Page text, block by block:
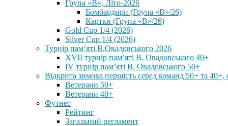
Група «В», Літо-2026
Бомбардири (Група «В»/26)
Картки (Група «В»/26)
Gold Cup 1/4 (2026)
Silver Cup 1/4 (2026)
Турнір пам’яті В.Овадовського 2026
XVII турнір пам’яті В. Овадовського 40+
IV турнір пам’яті В. Овадовського 50+
Відкрита зимова першість серед команд 50+ та 40+,
Ветерани 50+
Ветерани 40+
Футнет
Рейтинг
Загальний регламент